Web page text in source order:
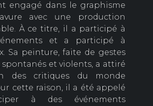
engagé dans le graphisme
avec une production
À ce titre, il a participé à
et a participé à
Sa peinture, faite de gestes
spontanés et violents, a attiré
des critiques du monde
cette raison, il a été appelé
à des événements